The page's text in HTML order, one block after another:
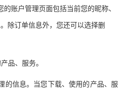
账户管理页面包括当前您的昵称、
除订单信息外，您还可以选择删
品、服务。
的信息。当您下载、使用的产品、服